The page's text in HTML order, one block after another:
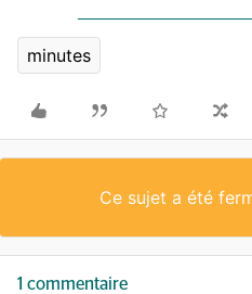
minutes
Ce sujet a été
1 commentaire